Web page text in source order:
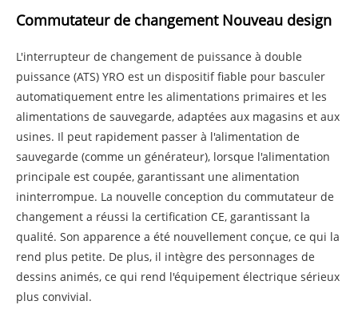
Commutateur de changement Nouveau design
L'interrupteur de changement de puissance à double
puissance (ATS) YRO est un dispositif fiable pour basculer
automatiquement entre les alimentations primaires et les
alimentations de sauvegarde, adaptées aux magasins et aux
usines. Il peut rapidement passer à l'alimentation de
sauvegarde (comme un générateur), lorsque l'alimentation
principale est coupée, garantissant une alimentation
ininterrompue. La nouvelle conception du commutateur de
changement a réussi la certification CE, garantissant la
qualité. Son apparence a été nouvellement conçue, ce qui la
rend plus petite. De plus, il intègre des personnages de
dessins animés, ce qui rend l'équipement électrique sérieux
plus convivial.